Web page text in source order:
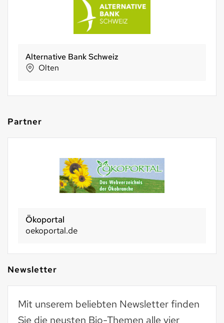
Bio Partner Schweiz AG
Seon
Partner
Ökoportal
oekoportal.de
Newsletter
Mit unserem beliebten Newsletter finden
Sie die neusten Bio-Themen alle vier